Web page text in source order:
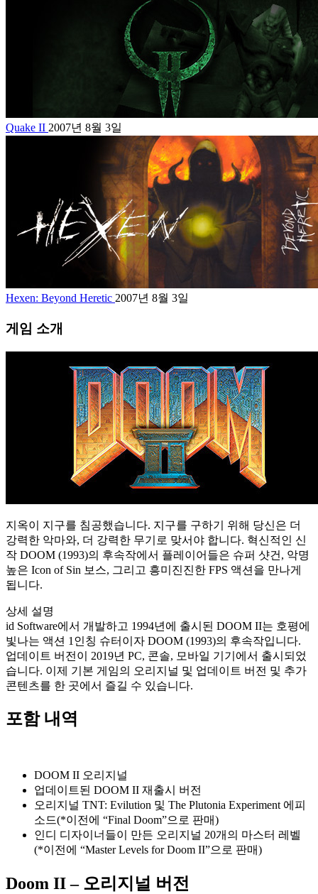
Quake II 2007년 8월 3일
Hexen: Beyond Heretic 2007년 8월 3일
게임 소개
지옥이 지구를 침공했습니다. 지구를 구하기 위해 당신은 더
강력한 악마와, 더 강력한 무기로 맞서야 합니다. 혁신적인 신
작 DOOM (1993)의 후속작에서 플레이어들은 슈퍼 샷건, 악명
높은 Icon of Sin 보스, 그리고 흥미진진한 FPS 액션을 만나게
됩니다.
상세 설명
id Software에서 개발하고 1994년에 출시된 DOOM II는 호평에
빛나는 액션 1인칭 슈터이자 DOOM (1993)의 후속작입니다.
업데이트 버전이 2019년 PC, 콘솔, 모바일 기기에서 출시되었
습니다. 이제 기본 게임의 오리지널 및 업데이트 버전 및 추가
콘텐츠를 한 곳에서 즐길 수 있습니다.
포함 내역
DOOM II 오리지널
업데이트된 DOOM II 재출시 버전
오리지널 TNT: Evilution 및 The Plutonia Experiment 에피
소드(*이전에 “Final Doom”으로 판매)
인디 디자이너들이 만든 오리지널 20개의 마스터 레벨
(*이전에 “Master Levels for Doom II”으로 판매)
Doom II – 오리지널 버전